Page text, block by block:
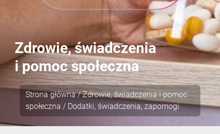
Zdrowie, świadczenia
i pomoc społeczna
Strona główna/Zdrowie, świadczenia i pomoc
społeczna / Dodatki, świadczenia, zapomogi